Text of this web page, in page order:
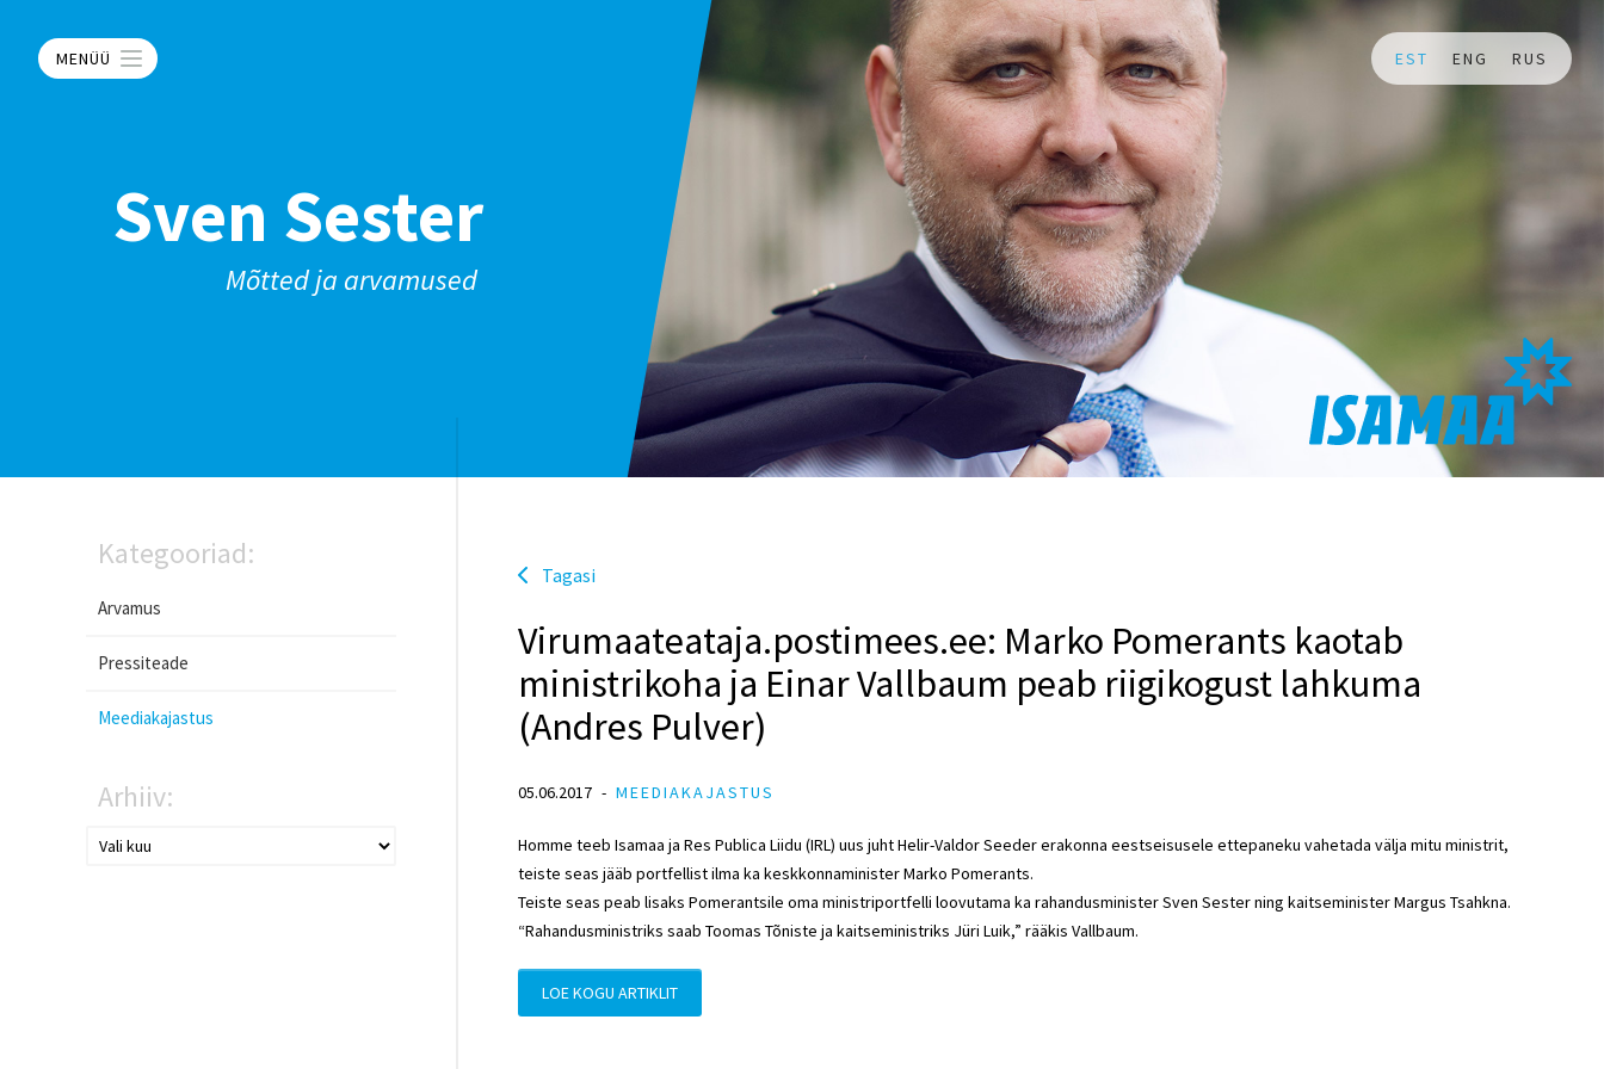
MENÜÜ EST ENG RUS
Sven Sester
Mõtted ja arvamused
Kategooriad:
Arvamus
Pressiteade
Meediakajastus
Arhiiv:
Tagasi
Virumaateataja.postimees.ee: Marko Pomerants kaotab
ministrikoha ja Einar Vallbaum peab riigikogust lahkuma
(Andres Pulver)
05.06.2017 MEEDIAKAJASTUS
Homme teeb Isamaa ja Res Publica Liidu (IRL) uus juht Helir-Valdor Seeder erakonna eestseisusele ettepaneku vahetada välja mitu ministrit,
teiste seas jääb portfellist ilma ka keskkonnaminister Marko Pomerants.
Teiste seas peab lisaks Pomerantsile oma ministriportfelli loovutama ka rahandusminister Sven Sester ning kaitseminister Margus Tsahkna.
“Rahandusministriks saab Toomas Tõniste ja kaitseministriks Jüri Luik,” rääkis Vallbaum.
LOE KOGU ARTIKLIT